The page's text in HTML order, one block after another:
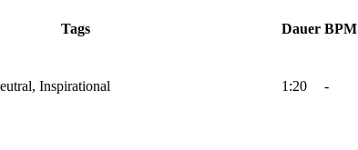
Tags Dauer BPM
Inspirational 1:20 -